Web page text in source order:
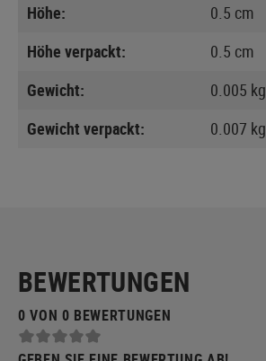
Höhe:
0.5 cm
Höhe verpackt:
0.5 cm
Gewicht:
0.005 kg
Gewicht verpackt:
0.007 kg
BEWERTUNGEN
0 VON 0 BEWERTUNGEN